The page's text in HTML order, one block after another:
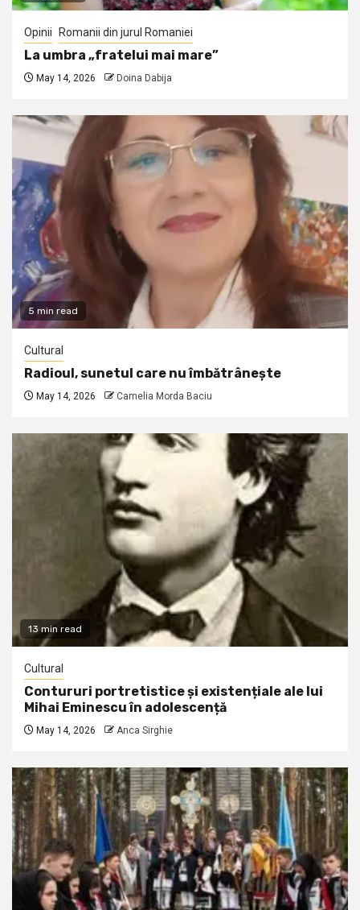
Opinii Romanii din jurul Romaniei
La umbra „fratelui mai mare”
May 14, 2026 Doina Dabija
5 min read
Cultural
Radioul, sunetul care nu îmbătrânește
May 14, 2026 Camelia Morda Baciu
13 min read
Cultural
Contururi portretistice și existențiale ale lui
Mihai Eminescu în adolescență
May 14, 2026 Anca Sirghie